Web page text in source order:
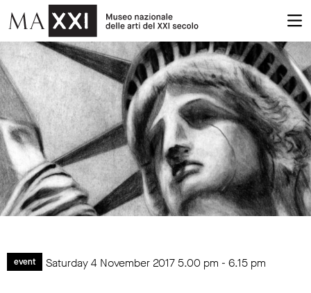
event Saturday 4 November 2017 5.00 pm - 6.15 pm